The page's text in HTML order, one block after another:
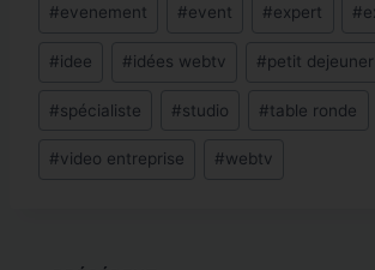
la#evenement #event #expert #
#idee #idées webtv #petit
#spécialiste #studio #table ronde
#video entreprise #webtv